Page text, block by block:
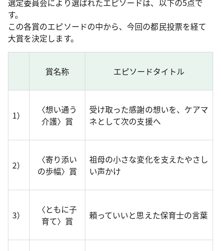
す。
この各賞のエピソードの中から、今回の都民投票を経て
大賞を決定します。
賞名称 エピソードタイトル
1）
〈想い通う
介護〉賞
受け取った感謝の想いを、ケアマ
ネとして次の支援へ
2）
〈寄り添い
の歩幅〉賞
祖母の小さな変化を支えたやさし
い声かけ
3）
〈ともに子
育て〉賞
頼っていいと思えた保育士の言葉